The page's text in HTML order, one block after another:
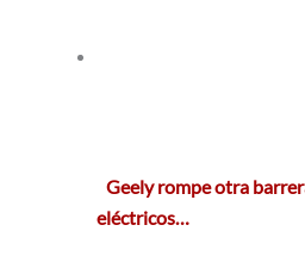
Geely rompe otra
eléctricos…